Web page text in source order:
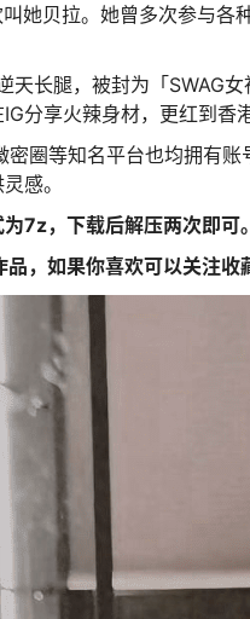
她贝拉。她曾多次参与各
天长腿，被封为「SWAG
分享火辣身材，更红到香
圈等知名平台也均拥有
感。
7z，下载后解压两次即可。
，如果你喜欢可以关注收